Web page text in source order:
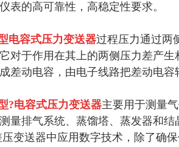
表的高可靠性，高稳定性要求。
电容式压力变送器过程压力通过两
对于作用在其上的两侧压力差产
差动电容，由电子线路把差动电容
?电容式压力变送器主要用于测量
量排气系统、蒸馏塔、蒸发器和结
变送器中应用数字技术，除了确